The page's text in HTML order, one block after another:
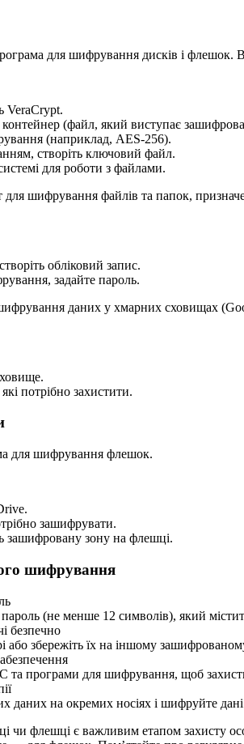
для шифрування дисків і флешок.
VeraCrypt.
(файл, який виступає
(наприклад, AES-256).
створіть ключовий файл.
для роботи з файлами.
для шифрування файлів та папок,
обліковий запис.
задайте пароль.
даних у хмарних сховищах
потрібно захистити.
для шифрування флешок.
зашифрувати.
зашифровану зону на флешці.
шифрування
(не менше 12 символів), який
безпечно
або збережіть їх на іншому
програми для шифрування, щоб
даних на окремих носіях і шифруйте
флешці є важливим етапом захисту